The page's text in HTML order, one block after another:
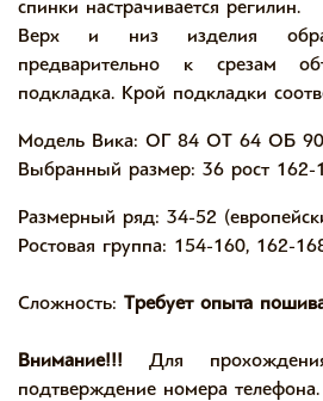
спинки настрачивается регилин.
Верх и низ изделия
предварительно к срезам
подкладка. Крой подкладки
Модель Вика: ОГ 84 ОТ 64 ОБ 90
Выбранный размер: 36 рост 162-
Размерный ряд: 34-52
Ростовая группа: 154-160, 162-
Сложность: Требует опыта
Внимание!!! Для
подтверждение номера телефона.